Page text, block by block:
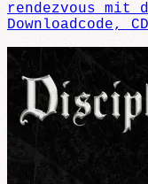
rendezvous
Downloadcode,